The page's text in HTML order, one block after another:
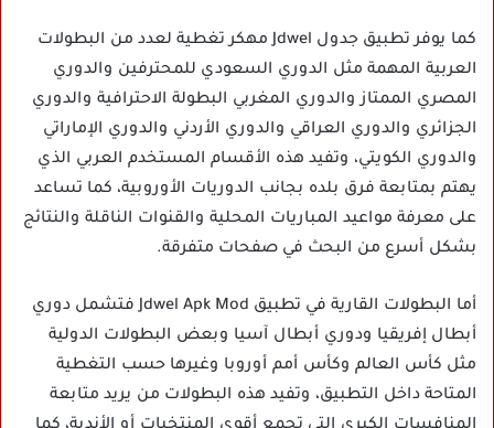
كما يوفر تطبيق جدول Jdwel مهكر تغطية لعدد من البطولات
العربية المهمة مثل الدوري السعودي للمحترفين والدوري
المصري الممتاز والدوري المغربي البطولة الاحترافية والدوري
الجزائري والدوري العراقي والدوري الأردني والدوري الإماراتي
والدوري الكويتي، وتفيد هذه الأقسام المستخدم العربي الذي
يهتم بمتابعة فرق بلده بجانب الدوريات الأوروبية، كما تساعد
على معرفة مواعيد المباريات المحلية والقنوات الناقلة والنتائج
بشكل أسرع من البحث في صفحات متفرقة.
أما البطولات القارية في تطبيق Jdwel Apk Mod فتشمل دوري
أبطال إفريقيا ودوري أبطال آسيا وبعض البطولات الدولية
مثل كأس العالم وكأس أمم أوروبا وغيرها حسب التغطية
المتاحة داخل التطبيق، وتفيد هذه البطولات من يريد متابعة